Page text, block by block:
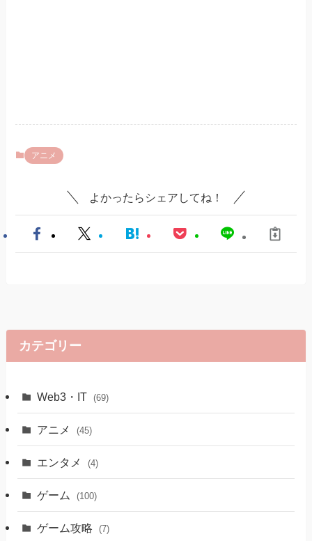
アニメ
よかったらシェアしてね！
カテゴリー
Web3・IT (69)
アニメ (45)
エンタメ (4)
ゲーム (100)
ゲーム攻略 (7)